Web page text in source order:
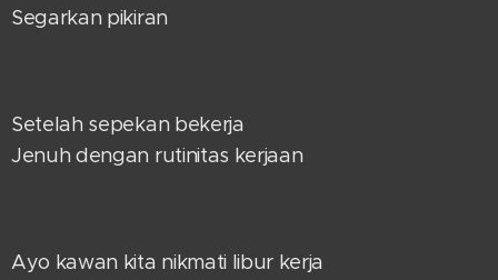
Segarkan pikiran
Setelah sepekan bekerja
Jenuh dengan rutinitas kerjaan
Ayo kawan kita nikmati libur kerja